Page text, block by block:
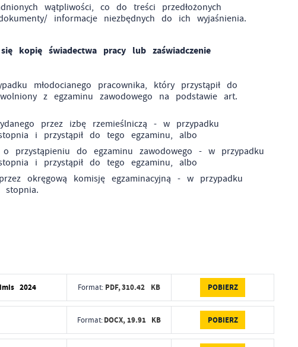
wątpliwości, co do treści przedłożonych
informacje niezbędnych do ich wyjaśnienia.
kopię świadectwa pracy lub zaświadczenie
młodocianego pracownika, który przystąpił do
z egzaminu zawodowego na podstawie art.
przez izbę rzemieślniczą - w przypadku
i przystąpił do tego egzaminu, albo
przystąpieniu do egzaminu zawodowego - w przypadku
i przystąpił do tego egzaminu, albo
okręgową komisję egzaminacyjną - w przypadku
stopnia.
2024 Format: PDF,310.42 KB POBIERZ
Format:DOCX, 19.91 KB POBIERZ